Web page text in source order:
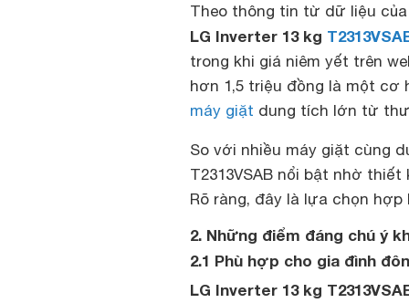
Theo thông tin từ dữ liệu
LG Inverter 13 kg
trong khi giá niêm yết trên
hơn 1,5 triệu đồng là một
máy giặt dung tích lớn từ
So với nhiều máy giặt cùng
T2313VSAB nổi bật nhờ
Rõ ràng, đây là lựa chọn
2. Những điểm đáng chú ý
2.1 Phù hợp cho gia đình
LG Inverter 13 kg